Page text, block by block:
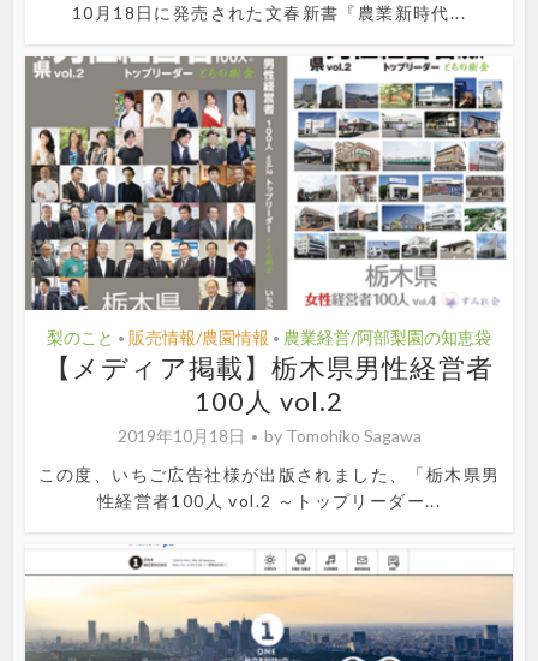
10月18日に発売された文春新書『農業新時代...
梨のこと • 販売情報/農園情報 • 農業経営/阿部梨園の知恵袋
【メディア掲載】栃木県男性経営者
100人 vol.2
2019年10月18日 by Tomohiko Sagawa
この度、いちご広告社様が出版されました、「栃木県男
性経営者100人 vol.2 ～トップリーダー...